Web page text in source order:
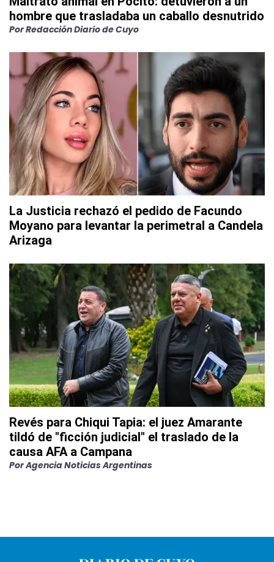
hombre que trasladaba un caballo desnutrido
PorRedacción Diario de Cuyo
La Justicia rechazó el pedido de Facundo
Moyano para levantar la perimetral a Candela
Arizaga
Revés para Chiqui Tapia: el juez Amarante
tildó de "ficción judicial" el traslado de la
causa AFA a Campana
PorAgencia Noticias Argentinas